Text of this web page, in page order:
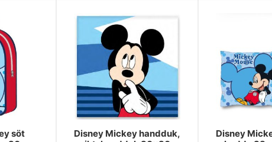
söt
Disney Mickey handduk,
Disney